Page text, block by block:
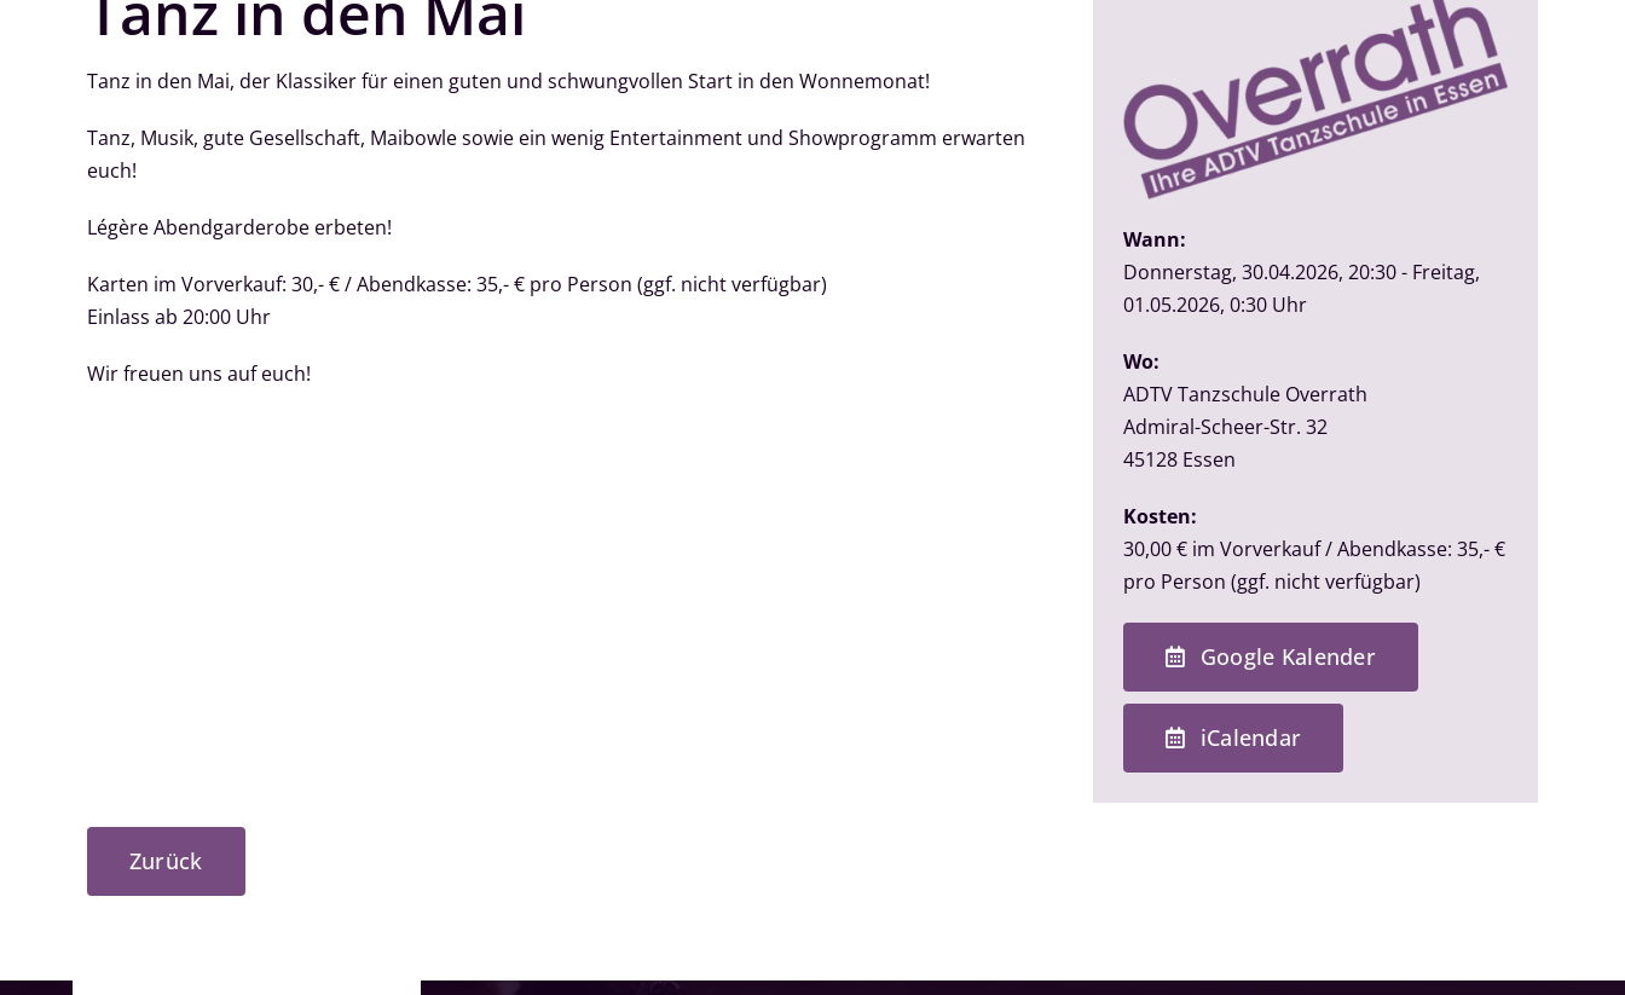
Tanz in den Mai, der Klassiker für einen guten und schwungvollen Start in den Wonnemonat!
Tanz, Musik, gute Gesellschaft, Maibowle sowie ein wenig Entertainment und Showprogramm erwarten
euch!
Légère Abendgarderobe erbeten!
Karten im Vorverkauf: 30,- € / Abendkasse: 35,- € pro Person (ggf. nicht verfügbar)
Einlass ab 20:00 Uhr
Wir freuen uns auf euch!
Wann:
Donnerstag, 30.04.2026, 20:30 - Freitag,
01.05.2026, 0:30 Uhr
Wo:
ADTV Tanzschule Overrath
Admiral-Scheer-Str. 32
45128 Essen
Kosten:
30,00 € im Vorverkauf / Abendkasse: 35,- €
pro Person (ggf. nicht verfügbar)
Google Kalender
iCalendar
Zurück